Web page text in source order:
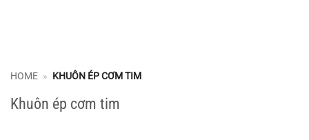
HOME » KHUÔN ÉP CƠM TIM
Khuôn ép cơm tim